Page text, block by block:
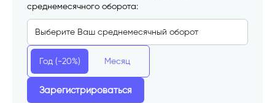
среднемесячного оборота:
Год (-20%) Месяц
Зарегистрироваться